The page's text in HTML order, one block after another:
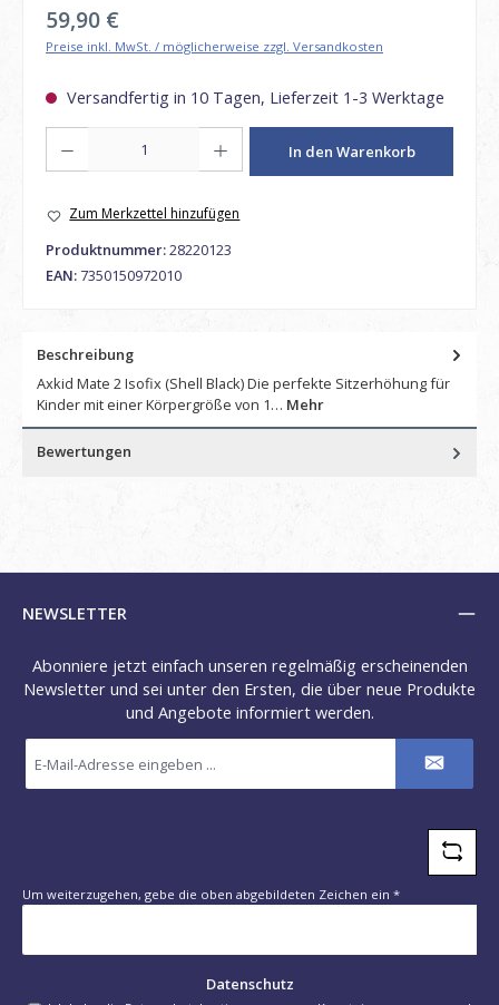
Regulärer Preis:
59,90 €
Preise inkl. MwSt. / möglicherweise zzgl. Versandkosten
Versandfertig in 10 Tagen, Lieferzeit 1-3 Werktage
Produkt Anzahl: Gib den gewünschten Wert ein oder benutze die
In den Warenkorb
Zum Merkzettel hinzufügen
Produktnummer:28220123
EAN: 7350150972010
Beschreibung
Axkid Mate 2 Isofix (Shell Black) Die perfekte Sitzerhöhung für
Kinder mit einer Körpergröße von 1… Mehr
Bewertungen
NEWSLETTER
Abonniere jetzt einfach unseren regelmäßig erscheinenden
Newsletter und sei unter den Ersten, die über neue Produkte
und Angebote informiert werden.
Mail-
Adresse
Um weiterzugehen, gebe die oben abgebildeten Zeichen ein *
Datenschutz